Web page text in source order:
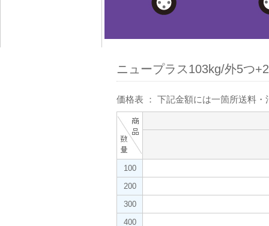
ニュープラス103kg/外5つ
価格表 ： 下記金額には一箇所送料
100
200
300
400